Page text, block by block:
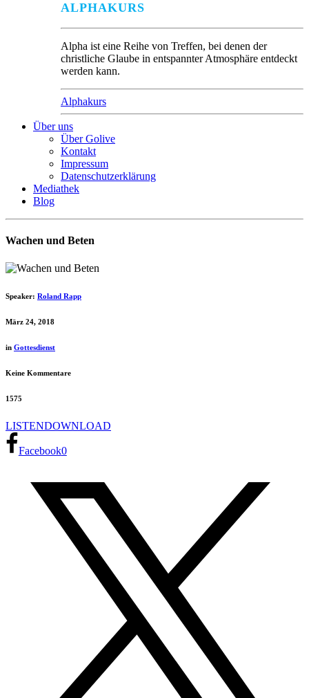
ALPHAKURS
Alpha ist eine Reihe von Treffen, bei denen der
christliche Glaube in entspannter Atmosphäre entdeckt
werden kann.
Alphakurs
Über uns
Über Golive
Kontakt
Impressum
Datenschutzerklärung
Mediathek
Blog
Wachen und Beten
Speaker: Roland Rapp
März 24, 2018
in Gottesdienst
Keine Kommentare
1575
LISTENDOWNLOAD
Facebook0